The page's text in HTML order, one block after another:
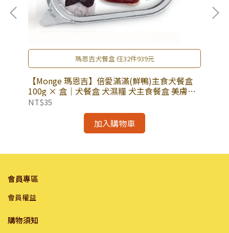
瑪恩吉犬餐盒 任32件939元
【Monge 瑪恩吉】倍愛滿滿(鮮鴨)主食犬餐盒
100g × 盒｜犬餐盒 犬濕糧 犬主食餐盒 美膚亮
毛
NT$35
加入購物車
會員專區
會員權益
購物須知